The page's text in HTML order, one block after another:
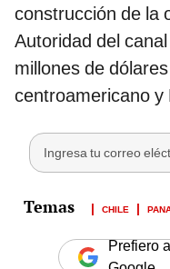
construcción de la
Autoridad del
millones de
centroamericano
CHILE
Prefiero